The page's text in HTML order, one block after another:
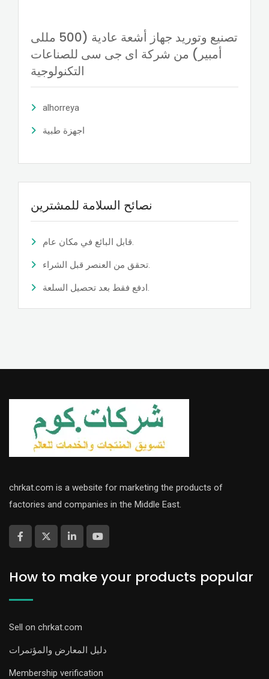
تصنيع وتوريد جهاز أشعة عادية (500 مللى
أمبير) من شركة اى جى سى للصناعات
التكنولوجية
alhorreya
اجهزة طبية
نصائح السلامة للمشترين
قابل البائع في مكان عام.
تحقق من العنصر قبل الشراء.
ادفع فقط بعد تحصيل السلعة.
chrkat.com is a website for marketing the products of
factories and companies in the Middle East.
How to make your products popular
Sell on chrkat.com
دليل المعارض والمؤتمرات
Membership verification